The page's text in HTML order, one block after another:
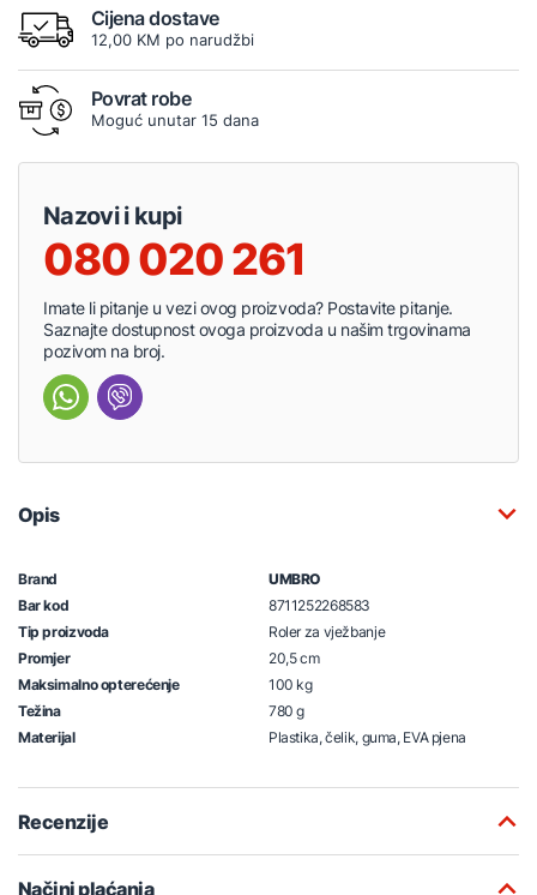
Cijena dostave
12,00 KM po narudžbi
Povrat robe
Moguć unutar 15 dana
Nazovi i kupi
080 020 261
Imate li pitanje u vezi ovog proizvoda? Postavite pitanje.
Saznajte dostupnost ovoga proizvoda u našim trgovinama
pozivom na broj.
Opis
Brand
UMBRO
Bar kod
8711252268583
Tip proizvoda
Roler za vježbanje
Promjer
20,5 cm
Maksimalno opterećenje
100 kg
Težina
780 g
Materijal
Plastika, čelik, guma, EVA pjena
Recenzije
Načini plaćanja